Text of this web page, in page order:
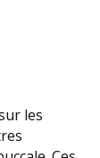
les